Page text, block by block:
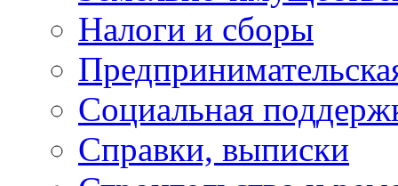
Налоги и сборы
Социальная
Справки, выписки